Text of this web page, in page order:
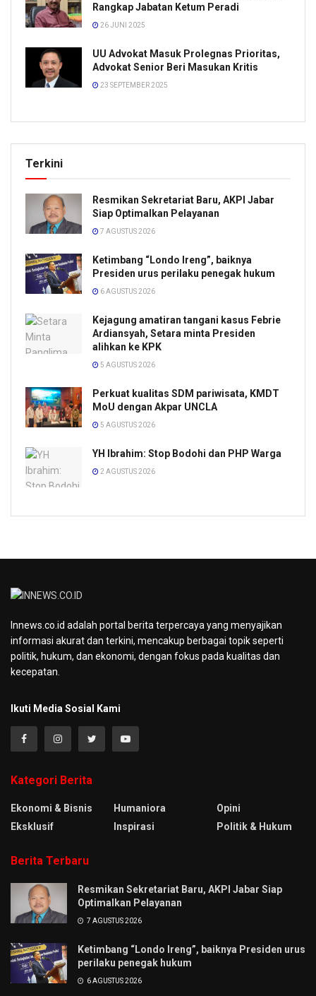
Rangkap Jabatan Ketum Peradi
26 JUNI 2025
UU Advokat Masuk Prolegnas Prioritas,
Advokat Senior Beri Masukan Kritis
23 SEPTEMBER 2025
Terkini
Resmikan Sekretariat Baru, AKPI Jabar
Siap Optimalkan Pelayanan
7 AGUSTUS 2026
Ketimbang “Londo Ireng”, baiknya
Presiden urus perilaku penegak hukum
6 AGUSTUS 2026
Kejagung amatiran tangani kasus Febrie
Ardiansyah, Setara minta Presiden
alihkan ke KPK
5 AGUSTUS 2026
Perkuat kualitas SDM pariwisata, KMDT
MoU dengan Akpar UNCLA
5 AGUSTUS 2026
YH Ibrahim: Stop Bodohi dan PHP Warga
2 AGUSTUS 2026
Innews.co.id adalah portal berita terpercaya yang menyajikan
informasi akurat dan terkini, mencakup berbagai topik seperti
politik, hukum, dan ekonomi, dengan fokus pada kualitas dan
kecepatan.
Ikuti Media Sosial Kami
Kategori Berita
Ekonomi & Bisnis
Eksklusif
Humaniora
Inspirasi
Opini
Politik & Hukum
Berita Terbaru
Resmikan Sekretariat Baru, AKPI Jabar Siap
Optimalkan Pelayanan
7 AGUSTUS 2026
Ketimbang “Londo Ireng”, baiknya Presiden urus
perilaku penegak hukum
6 AGUSTUS 2026